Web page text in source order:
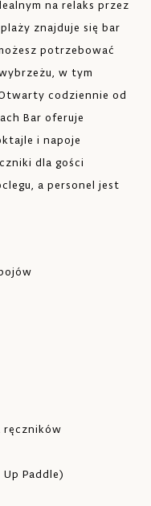
na relaks przez
znajduje się bar
potrzebować
w tym
codziennie od
Bar oferuje
i napoje
dla gości
a personel jest
ręczników
Paddle)